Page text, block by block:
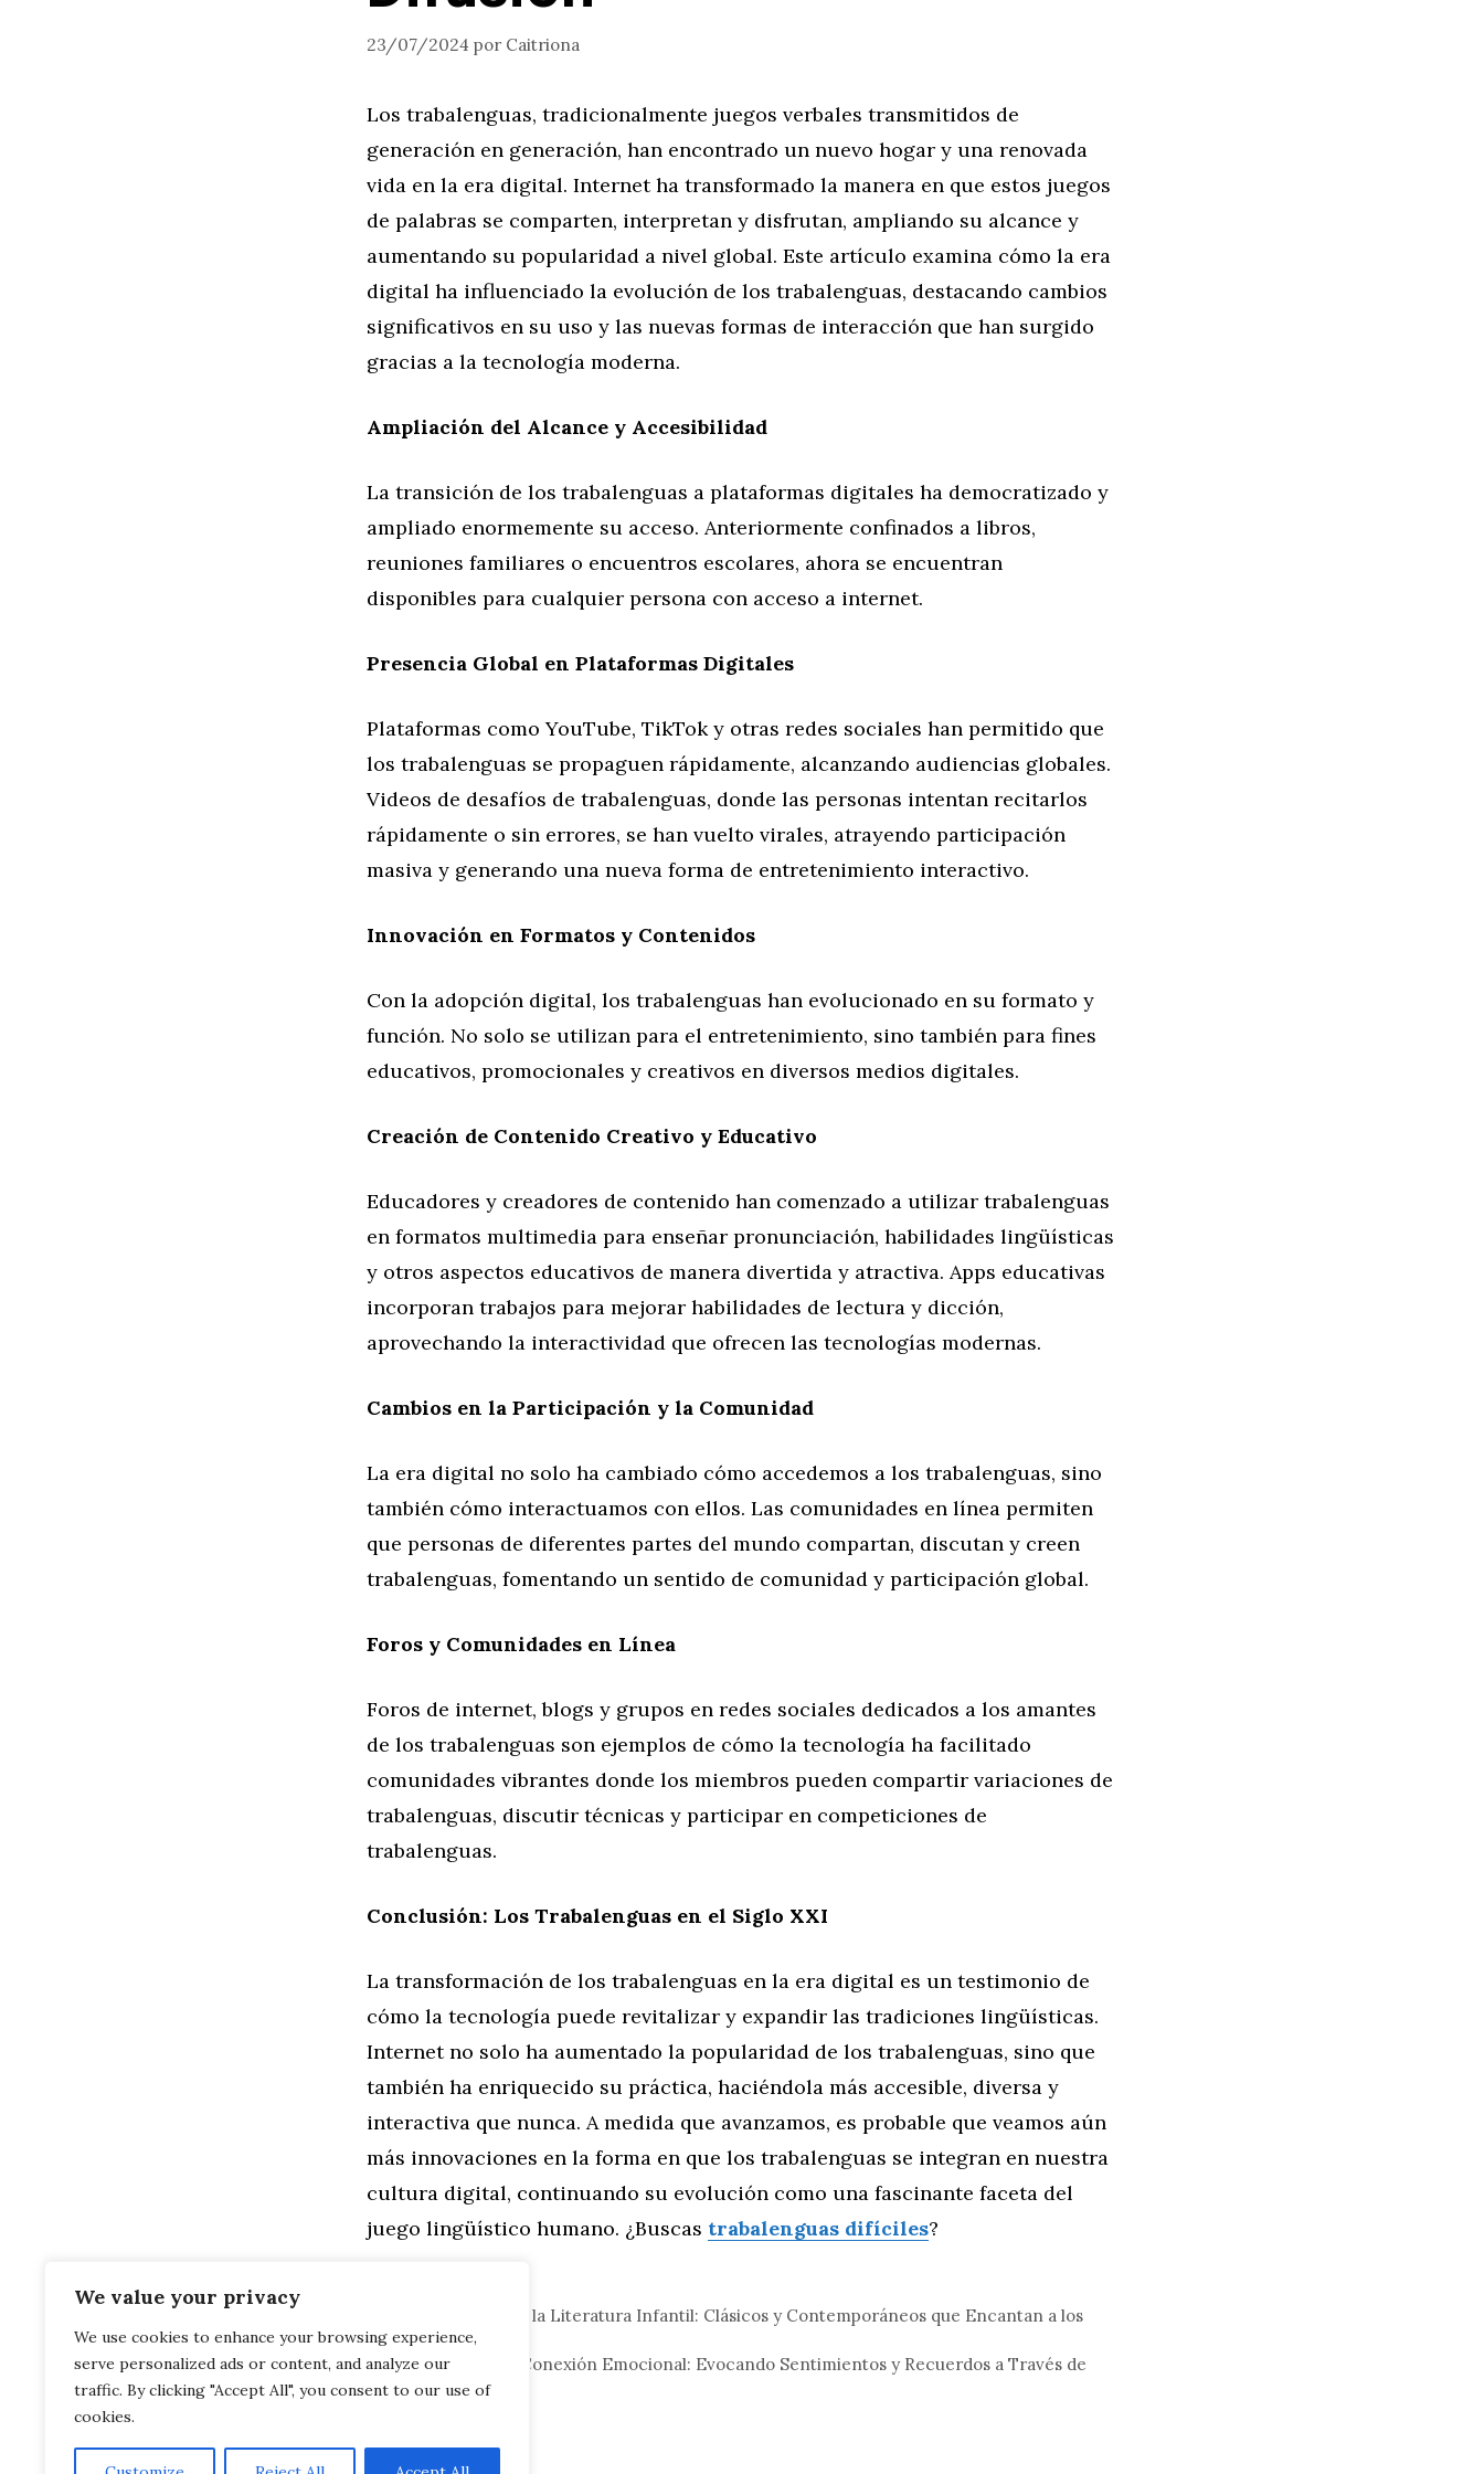
We value your privacy
We use cookies to enhance your browsing experience,
serve personalized ads or content, and analyze our
traffic. By clicking "Accept All", you consent to our use of
cookies.
23/07/2024 por Caitriona
Los trabalenguas, tradicionalmente juegos verbales transmitidos de
generación en generación, han encontrado un nuevo hogar y una renovada
vida en la era digital. Internet ha transformado la manera en que estos juegos
de palabras se comparten, interpretan y disfrutan, ampliando su alcance y
aumentando su popularidad a nivel global. Este artículo examina cómo la era
digital ha influenciado la evolución de los trabalenguas, destacando cambios
significativos en su uso y las nuevas formas de interacción que han surgido
gracias a la tecnología moderna.
Ampliación del Alcance y Accesibilidad
La transición de los trabalenguas a plataformas digitales ha democratizado y
ampliado enormemente su acceso. Anteriormente confinados a libros,
reuniones familiares o encuentros escolares, ahora se encuentran
disponibles para cualquier persona con acceso a internet.
Presencia Global en Plataformas Digitales
Plataformas como YouTube, TikTok y otras redes sociales han permitido que
los trabalenguas se propaguen rápidamente, alcanzando audiencias globales.
Videos de desafíos de trabalenguas, donde las personas intentan recitarlos
rápidamente o sin errores, se han vuelto virales, atrayendo participación
masiva y generando una nueva forma de entretenimiento interactivo.
Innovación en Formatos y Contenidos
Con la adopción digital, los trabalenguas han evolucionado en su formato y
función. No solo se utilizan para el entretenimiento, sino también para fines
educativos, promocionales y creativos en diversos medios digitales.
Creación de Contenido Creativo y Educativo
Educadores y creadores de contenido han comenzado a utilizar trabalenguas
en formatos multimedia para enseñar pronunciación, habilidades lingüísticas
y otros aspectos educativos de manera divertida y atractiva. Apps educativas
incorporan trabajos para mejorar habilidades de lectura y dicción,
aprovechando la interactividad que ofrecen las tecnologías modernas.
Cambios en la Participación y la Comunidad
La era digital no solo ha cambiado cómo accedemos a los trabalenguas, sino
también cómo interactuamos con ellos. Las comunidades en línea permiten
que personas de diferentes partes del mundo compartan, discutan y creen
trabalenguas, fomentando un sentido de comunidad y participación global.
Foros y Comunidades en Línea
Foros de internet, blogs y grupos en redes sociales dedicados a los amantes
de los trabalenguas son ejemplos de cómo la tecnología ha facilitado
comunidades vibrantes donde los miembros pueden compartir variaciones de
trabalenguas, discutir técnicas y participar en competiciones de
trabalenguas.
Conclusión: Los Trabalenguas en el Siglo XXI
La transformación de los trabalenguas en la era digital es un testimonio de
cómo la tecnología puede revitalizar y expandir las tradiciones lingüísticas.
Internet no solo ha aumentado la popularidad de los trabalenguas, sino que
también ha enriquecido su práctica, haciéndola más accesible, diversa y
interactiva que nunca. A medida que avanzamos, es probable que veamos aún
más innovaciones en la forma en que los trabalenguas se integran en nuestra
cultura digital, continuando su evolución como una fascinante faceta del
juego lingüístico humano. ¿Buscas trabalenguas difíciles?
Trabalenguas en la Literatura Infantil: Clásicos y Contemporáneos que Encantan a los
Niños
Trabalenguas y Conexión Emocional: Evocando Sentimientos y Recuerdos a Través de
Juegos de Palabras